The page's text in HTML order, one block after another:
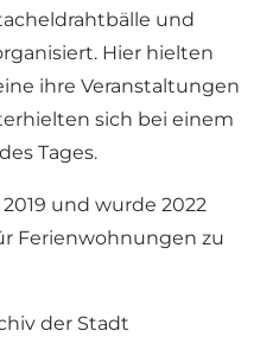
und
Hier hielten
ihre Veranstaltungen
sich bei einem
Tages.
und wurde 2022
Ferienwohnungen zu
der Stadt